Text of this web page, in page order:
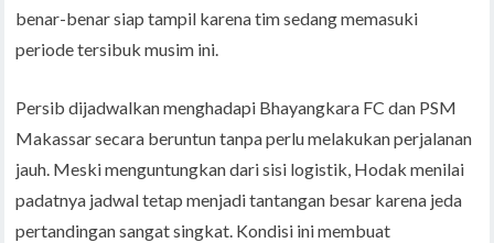
benar-benar siap tampil karena tim sedang memasuki
periode tersibuk musim ini.
Persib dijadwalkan menghadapi Bhayangkara FC dan PSM
Makassar secara beruntun tanpa perlu melakukan perjalanan
jauh. Meski menguntungkan dari sisi logistik, Hodak menilai
padatnya jadwal tetap menjadi tantangan besar karena jeda
pertandingan sangat singkat. Kondisi ini membuat